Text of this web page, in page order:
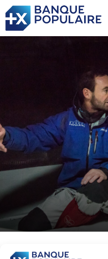
Lauriane
Beach, sur le
Jeux